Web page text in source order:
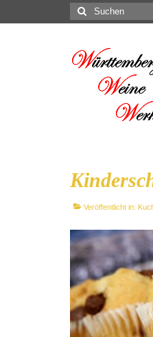
Suchen
nach:
Veröffentlicht in: